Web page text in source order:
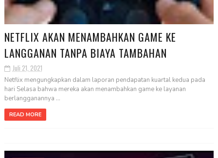
NETFLIX AKAN MENAMBAHKAN GAME KE
LANGGANAN TANPA BIAYA TAMBAHAN
Juli 21, 2021
Netflix mengungkapkan dalam laporan pendapatan kuartal kedua pada
hari Selasa bahwa mereka akan menambahkan game ke layanan
berlangganannya ...
READ MORE